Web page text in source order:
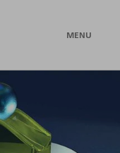
MENU